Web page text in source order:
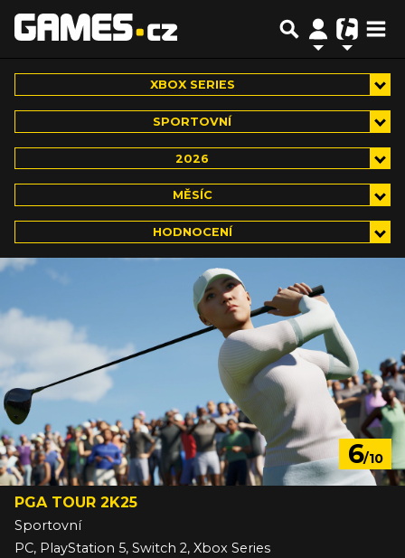
XBOX SERIES
SPORTOVNÍ
2026
MĚSÍC
HODNOCENÍ
6/10
PGA TOUR 2K25
Sportovní
PC, PlayStation 5, Switch 2, Xbox Series